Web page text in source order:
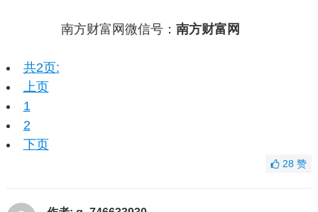
南方财富网微信号： 南方财富网
共2页:
上页
1
2
下页
28赞